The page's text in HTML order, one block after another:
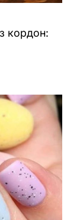
кордон: